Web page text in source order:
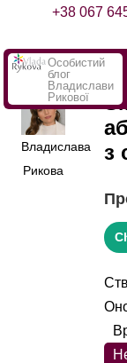
+38 067
Особистий
блог
Владислави
Рикової
Владислава
Рикова
з